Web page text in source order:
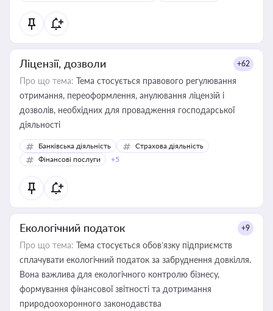
Ліцензії, дозволи +62
Про що тема: Тема стосується правового регулювання
отримання, переоформлення, анулювання ліцензій і
дозволів, необхідних для провадження господарської
діяльності
Банківська діяльність
Страхова діяльність
Фінансові послуги
+5
Екологічний податок +9
Про що тема: Тема стосується обов’язку підприємств
сплачувати екологічний податок за забруднення довкілля.
Вона важлива для екологічного контролю бізнесу,
формування фінансової звітності та дотримання
природоохоронного законодавства